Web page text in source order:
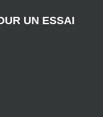
UN ESSAI